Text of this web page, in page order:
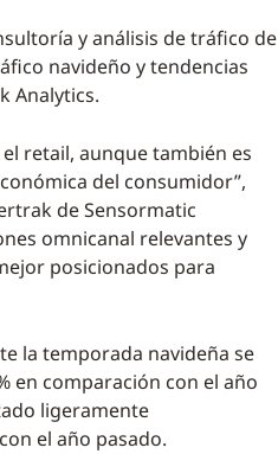
y análisis de tráfico de
navideño y tendencias
Analytics.
retail, aunque también es
del consumidor”,
de Sensormatic
omnicanal relevantes y
posicionados para
la temporada navideña se
en comparación con el año
ligeramente
el año pasado.